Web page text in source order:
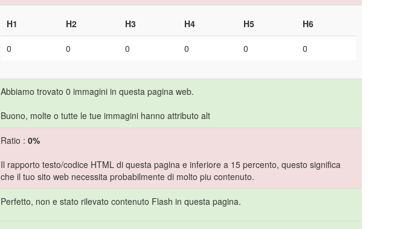
H1 H2 H3 H4 H5 H6
0 0 0 0 0 0
Abbiamo trovato 0 immagini in questa pagina web.
Buono, molte o tutte le tue immagini hanno attributo alt
Ratio : 0%
Il rapporto testo/codice HTML di questa pagina e inferiore a 15 percento, questo significa
che il tuo sito web necessita probabilmente di molto piu contenuto.
Perfetto, non e stato rilevato contenuto Flash in questa pagina.